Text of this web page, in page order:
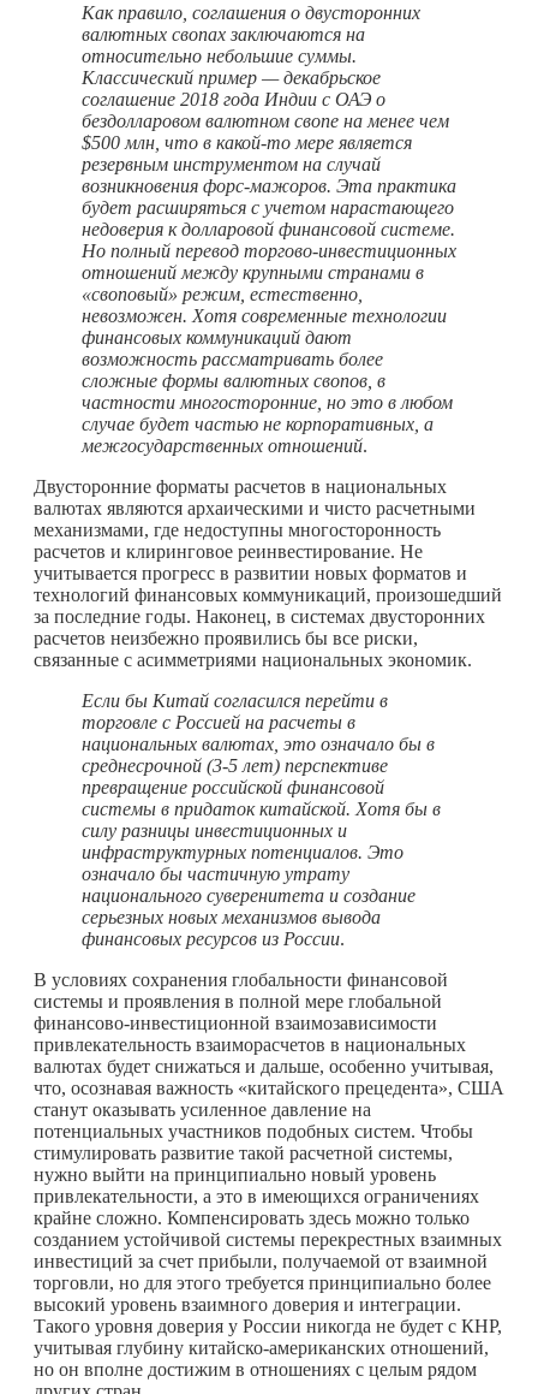
Как правило, соглашения о двусторонних
валютных свопах заключаются на
относительно небольшие суммы.
Классический пример — декабрьское
соглашение 2018 года Индии с ОАЭ о
бездолларовом валютном свопе на менее чем
$500 млн, что в какой-то мере является
резервным инструментом на случай
возникновения форс-мажоров. Эта практика
будет расширяться с учетом нарастающего
недоверия к долларовой финансовой системе.
Но полный перевод торгово-инвестиционных
отношений между крупными странами в
«своповый» режим, естественно,
невозможен. Хотя современные технологии
финансовых коммуникаций дают
возможность рассматривать более
сложные формы валютных свопов, в
частности многосторонние, но это в любом
случае будет частью не корпоративных, а
межгосударственных отношений.
Двусторонние форматы расчетов в национальных
валютах являются архаическими и чисто расчетными
механизмами, где недоступны многосторонность
расчетов и клиринговое реинвестирование. Не
учитывается прогресс в развитии новых форматов и
технологий финансовых коммуникаций, произошедший
за последние годы. Наконец, в системах двусторонних
расчетов неизбежно проявились бы все риски,
связанные с асимметриями национальных экономик.
Если бы Китай согласился перейти в
торговле с Россией на расчеты в
национальных валютах, это означало бы в
среднесрочной (3-5 лет) перспективе
превращение российской финансовой
системы в придаток китайской. Хотя бы в
силу разницы инвестиционных и
инфраструктурных потенциалов. Это
означало бы частичную утрату
национального суверенитета и создание
серьезных новых механизмов вывода
финансовых ресурсов из России.
В условиях сохранения глобальности финансовой
системы и проявления в полной мере глобальной
финансово-инвестиционной взаимозависимости
привлекательность взаиморасчетов в национальных
валютах будет снижаться и дальше, особенно учитывая,
что, осознавая важность «китайского прецедента», США
станут оказывать усиленное давление на
потенциальных участников подобных систем. Чтобы
стимулировать развитие такой расчетной системы,
нужно выйти на принципиально новый уровень
привлекательности, а это в имеющихся ограничениях
крайне сложно. Компенсировать здесь можно только
созданием устойчивой системы перекрестных взаимных
инвестиций за счет прибыли, получаемой от взаимной
торговли, но для этого требуется принципиально более
высокий уровень взаимного доверия и интеграции.
Такого уровня доверия у России никогда не будет с КНР,
учитывая глубину китайско-американских отношений,
но он вполне достижим в отношениях с целым рядом